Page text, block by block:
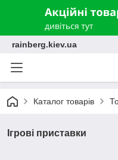
rainberg.kiev.ua
Каталог товарів
Ігрові приставки